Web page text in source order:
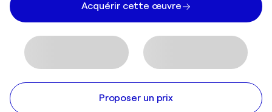
Acquérir cette œuvre
Proposer un prix